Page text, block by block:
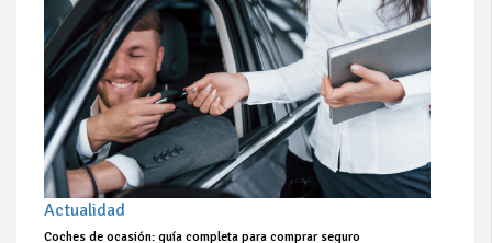
Actualidad
Coches de ocasión: guía completa para comprar seguro